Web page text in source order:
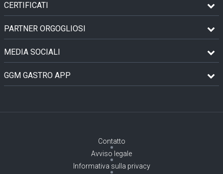
CERTIFICATI
PARTNER ORGOGLIOSI
MEDIA SOCIALI
GGM GASTRO APP
Contatto
Avviso legale
Informativa sulla privacy